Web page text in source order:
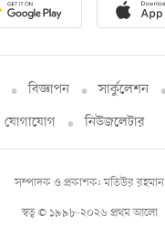
বিজ্ঞাপন সার্কুলেশন
যোগাযোগ
নিউজলেটার
স্বত্ব © ১৯৯৮-২০২৬ প্রথম আলো
সম্পাদক ও প্রকাশক: মতিউর রহমান